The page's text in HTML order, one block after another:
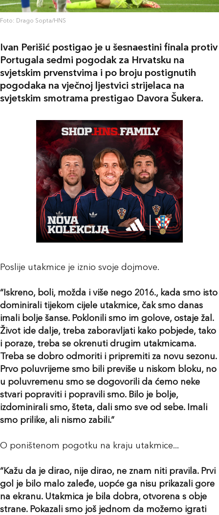
Foto: Drago Sopta/HNS
Ivan Perišić postigao je u šesnaestini finala protiv
Portugala sedmi pogodak za Hrvatsku na
svjetskim prvenstvima i po broju postignutih
pogodaka na vječnoj ljestvici strijelaca na
svjetskim smotrama prestigao Davora Šukera.
Poslije utakmice je iznio svoje dojmove.
“Iskreno, boli, možda i više nego 2016., kada smo isto
dominirali tijekom cijele utakmice, čak smo danas
imali bolje šanse. Poklonili smo im golove, ostaje žal.
Život ide dalje, treba zaboravljati kako pobjede, tako
i poraze, treba se okrenuti drugim utakmicama.
Treba se dobro odmoriti i pripremiti za novu sezonu.
Prvo poluvrijeme smo bili previše u niskom bloku, no
u poluvremenu smo se dogovorili da ćemo neke
stvari popraviti i popravili smo. Bilo je bolje,
izdominirali smo, šteta, dali smo sve od sebe. Imali
smo prilike, ali nismo zabili.”
O poništenom pogotku na kraju utakmice...
“Kažu da je dirao, nije dirao, ne znam niti pravila. Prvi
gol je bilo malo zaleđe, uopće ga nisu prikazali gore
na ekranu. Utakmica je bila dobra, otvorena s obje
strane. Pokazali smo još jednom da možemo igrati